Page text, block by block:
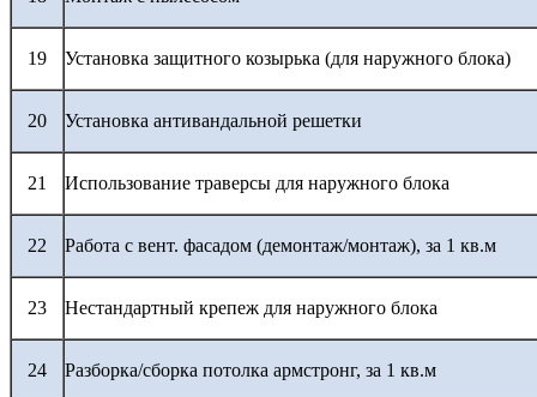
19 Установка защитного козырька (для наружного блока)
20 Установка антивандальной решетки
21 Использование траверсы для наружного блока
22 Работа с вент. фасадом (демонтаж/монтаж), за 1 кв.м
23 Нестандартный крепеж для наружного блока
24 Разборка/сборка потолка армстронг, за 1 кв.м